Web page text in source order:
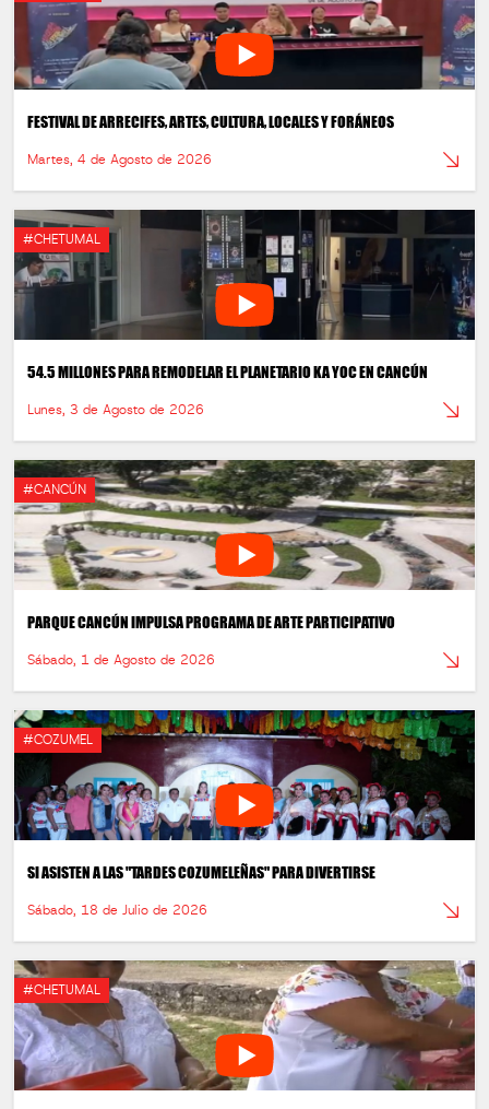
FESTIVAL DE ARRECIFES, ARTES, CULTURA, LOCALES Y FORÁNEOS
Martes, 4 de Agosto de 2026
#CHETUMAL
54.5 MILLONES PARA REMODELAR EL PLANETARIO KA YOC EN CANCÚN
Lunes, 3 de Agosto de 2026
#CANCÚN
PARQUE CANCÚN IMPULSA PROGRAMA DE ARTE PARTICIPATIVO
Sábado, 1 de Agosto de 2026
#COZUMEL
SI ASISTEN A LAS "TARDES COZUMELEÑAS" PARA DIVERTIRSE
Sábado, 18 de Julio de 2026
#CHETUMAL